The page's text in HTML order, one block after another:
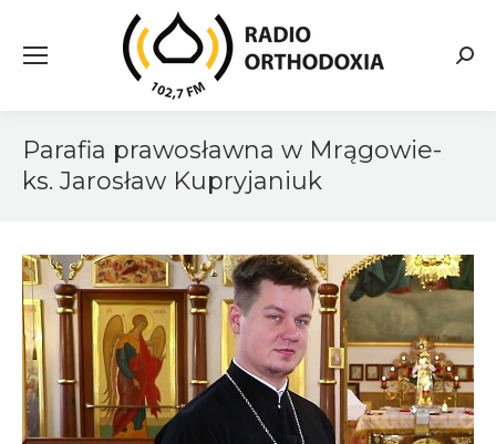
Parafia prawosławna w Mrągowie-
ks. Jarosław Kupryjaniuk